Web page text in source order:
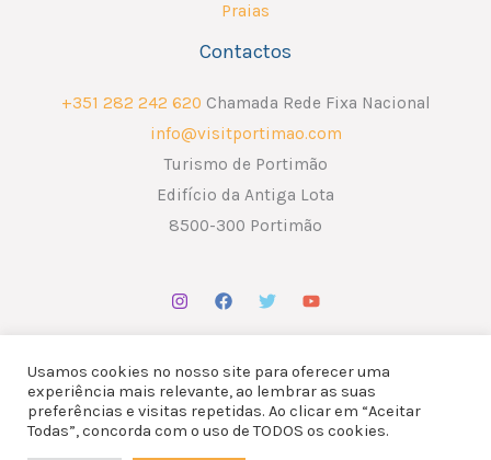
Praias
Contactos
+351 282 242 620 Chamada Rede Fixa Nacional
info@visitportimao.com
Turismo de Portimão
Edifício da Antiga Lota
8500-300 Portimão
Copyright © 2026 ATP - Associação Turismo de Portimão.
Usamos cookies no nosso site para oferecer uma
experiência mais relevante, ao lembrar as suas
preferências e visitas repetidas. Ao clicar em “Aceitar
Todas”, concorda com o uso de TODOS os cookies.